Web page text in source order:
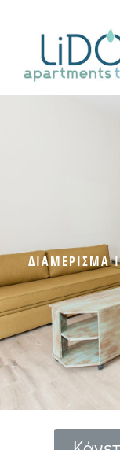
ΔΙΑΜΕΡΙΣΜΑ